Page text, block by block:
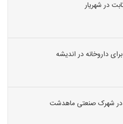
در شهریار
داروخانه در اندیشه
در شهرک صنعتی ماهدشت